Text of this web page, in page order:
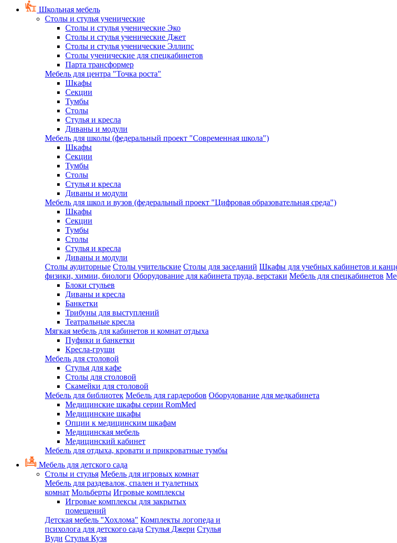
Школьная мебель
Столы и стулья ученические
Столы и стулья ученические Эко
Столы и стулья ученические Джет
Столы и стулья ученические Эллипс
Столы ученические для спецкабинетов
Парта трансформер
Мебель для центра "Точка роста"
Шкафы
Секции
Тумбы
Столы
Стулья и кресла
Диваны и модули
Мебель для школы (федеральный проект "Современная школа")
Шкафы
Секции
Тумбы
Столы
Стулья и кресла
Диваны и модули
Мебель для школ и вузов (федеральный проект "Цифровая образовательная среда")
Шкафы
Секции
Тумбы
Столы
Стулья и кресла
Диваны и модули
Столы аудиторные Столы учительские Столы для заседаний Шкафы для учебных кабинетов и
физики, химии, биологи Оборудование для кабинета труда, верстаки Мебель для спецкабинетов
Блоки стульев
Диваны и кресла
Банкетки
Трибуны для выступлений
Театральные кресла
Мягкая мебель для кабинетов и комнат отдыха
Пуфики и банкетки
Кресла-груши
Мебель для столовой
Cтулья для кафе
Cтолы для столовой
Скамейки для столовой
Мебель для библиотек Мебель для гардеробов Оборудование для медкабинета
Медицинские шкафы серии RomMed
Медицинские шкафы
Опции к медицинским шкафам
Медицинская мебель
Медицинский кабинет
Мебель для отдыха, кровати и прикроватные тумбы
Мебель для детского сада
Столы и стулья Мебель для игровых комнат
Мебель для раздевалок, спален и туалетных
комнат Мольберты Игровые комплексы
Игровые комплексы для закрытых
помещений
Детская мебель "Хохлома" Комплекты логопеда и
психолога для детского сада Стулья Джери Стулья
Вуди Стулья Кузя